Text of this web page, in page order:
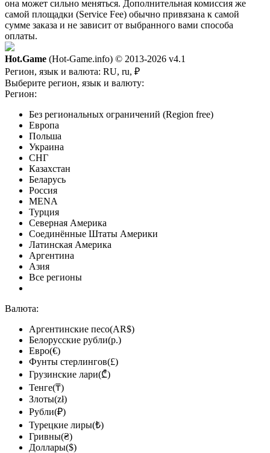
она может сильно меняться. Дополнительная комиссия же
самой площадки (Service Fee) обычно привязана к самой
сумме заказа и не зависит от выбранного вами способа
оплаты.
Hot.Game (Hot-Game.info) © 2013-2026 v4.1
Регион, язык и валюта: RU, ru, ₽
Выберите регион, язык и валюту:
Регион:
Без региональных ограничений (Region free)
Европа
Польша
Украина
СНГ
Казахстан
Беларусь
Россия
MENA
Турция
Северная Америка
Соединённые Штаты Америки
Латинская Америка
Аргентина
Азия
Все регионы
Валюта:
Аргентинские песо(AR$)
Белорусские рубли(р.)
Евро(€)
Фунты стерлингов(£)
Грузинские лари(₾)
Тенге(₸)
Злоты(zł)
Рубли(₽)
Турецкие лиры(₺)
Гривны(₴)
Доллары($)